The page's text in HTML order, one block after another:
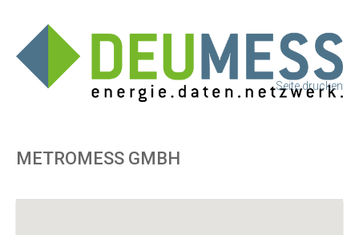
Seite drucken
METROMESS GMBH